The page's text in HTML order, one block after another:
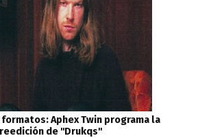
Aphex Twin programa la
reedición de ''Drukqs''